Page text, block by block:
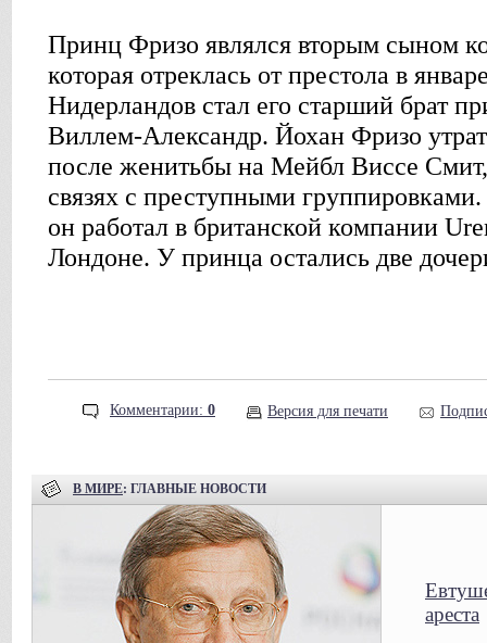
Принц Фризо являлся вторым сыном
которая отреклась от престола в
Нидерландов стал его старший брат
Виллем-Александр. Йохан Фризо
после женитьбы на Мейбл Виссе
связях с преступными
он работал в британской компании
Лондоне. У принца остались две
Комментарии: 0 Версия для печати
В МИРЕ: ГЛАВНЫЕ НОВОСТИ
ареста